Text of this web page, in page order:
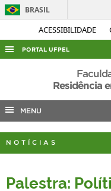
ACESSIBILIDADE
BRASIL
PORTAL UFPEL
ACESSO À INFORMAÇÃO
AUDITORIA
COBALTO
Residência
MENU
NOTÍCIAS
Palestra: